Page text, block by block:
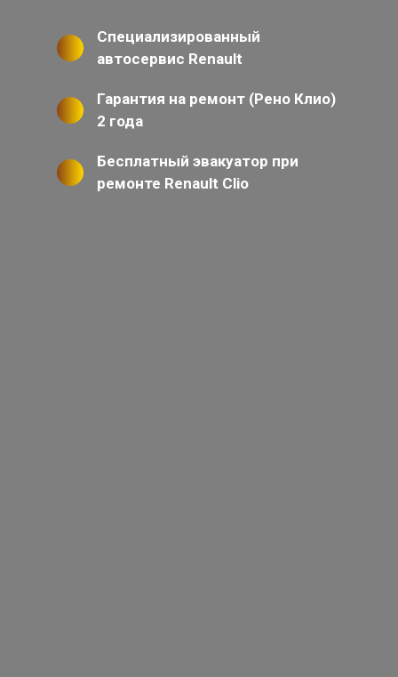
Специализированный
автосервис Renault
Гарантия на ремонт (Рено Клио)
2 года
Бесплатный эвакуатор при
ремонте Renault Clio